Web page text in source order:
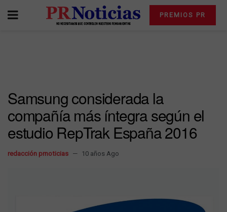
PREMIOS PR
Samsung considerada la
compañía más íntegra según el
estudio RepTrak España 2016
redacción prnoticias 10 años Ago